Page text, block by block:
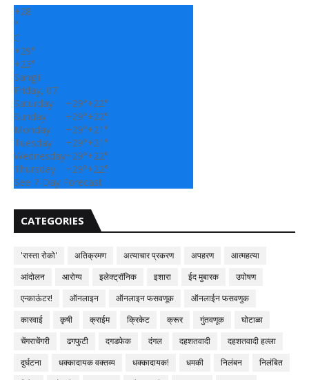
+28
°
C
+29°
+23°
Sangli
Friday, 07
Saturday
+29°+22°
Sunday
+29°+22°
Monday
+29°+21°
Tuesday
+29°+21°
Wednesday+29°+22°
Thursday
+29°+22°
See 7-Day Forecast
CATEGORIES
'रास्ता रोको' अतिक्रमण अत्याचार प्रकरण अपहरण
आत्महत्या
आंदोलन
आरोग्य इलेक्ट्रॉनिक इशारा ईद मुबारक
उपोषण
एन्काऊंटर!
ऑनलाइन ऑनलाइन फसवणूक
ऑनलाईन फसवणुक
कारवाई
कृषी क्राईम क्रिकेट क्रूर गुंतवणूक
घोटाळा
चेंगराचेंगरी
ढगफुटी दगडफेक दंगल दहशतवादी
दहशतवादी हल्ला
दुर्घटना
धक्कादायक वक्तव्य धक्कादायक! धमकी निलंबन
निलंबित